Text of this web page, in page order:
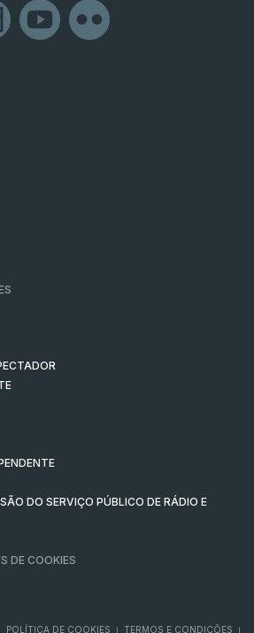
DO SERVIÇO PÚBLICO DE RÁDIO E
DE COOKIES
POLÍTICA DE COOKIES TERMOS E CONDIÇÕES